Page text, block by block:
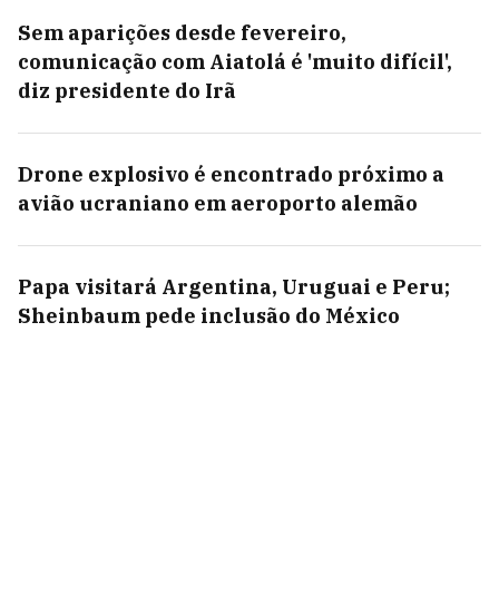
Sem aparições desde fevereiro,
comunicação com Aiatolá é 'muito difícil',
diz presidente do Irã
Drone explosivo é encontrado próximo a
avião ucraniano em aeroporto alemão
Papa visitará Argentina, Uruguai e Peru;
Sheinbaum pede inclusão do México